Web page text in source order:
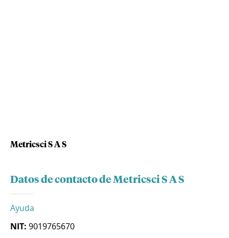
Metricsci S A S
Datos de contacto de Metricsci S A S
Ayuda
NIT: 9019765670